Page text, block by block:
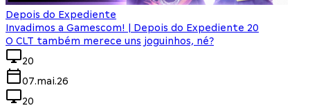
Depois do Expediente
Invadimos a Gamescom! | Depois do Expediente 20
O CLT também merece uns joguinhos, né?
20
07.mai.26
20